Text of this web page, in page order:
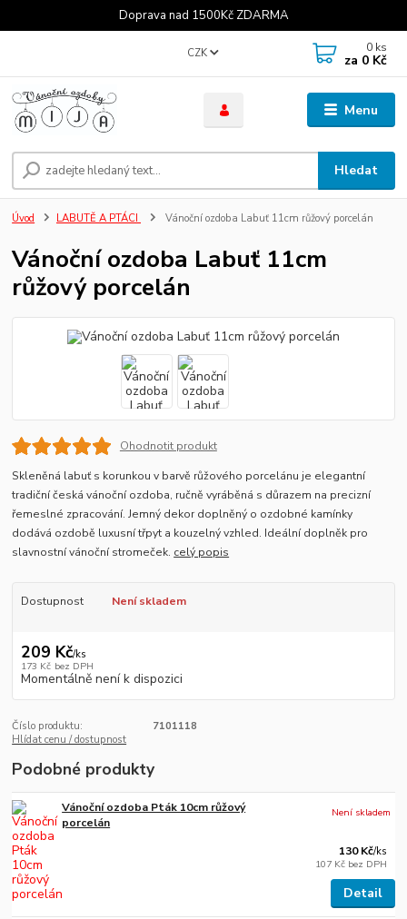
Doprava nad 1500Kč ZDARMA
Menu
CZK
Hledat
0 ks
za 0 Kč
Úvod LABUTĚ A PTÁCI Vánoční ozdoba Labuť 11cm růžový porcelán
Vánoční ozdoba Labuť 11cm
růžový porcelán
Ohodnotit produkt
Skleněná labuť s korunkou v barvě růžového porcelánu je elegantní
tradiční česká vánoční ozdoba, ručně vyráběná s důrazem na precizní
řemeslné zpracování. Jemný dekor doplněný o ozdobné kamínky
dodává ozdobě luxusní třpyt a kouzelný vzhled. Ideální doplněk pro
slavnostní vánoční stromeček. celý popis
Dostupnost Není skladem
209 Kč/ks
173 Kč bez DPH
Momentálně není k dispozici
Číslo produktu:
7101118
Hlídat cenu / dostupnost
Podobné produkty
Vánoční ozdoba Pták 10cm růžový
porcelán
130 Kč/ks
107 Kč bez DPH
Není skladem
Detail